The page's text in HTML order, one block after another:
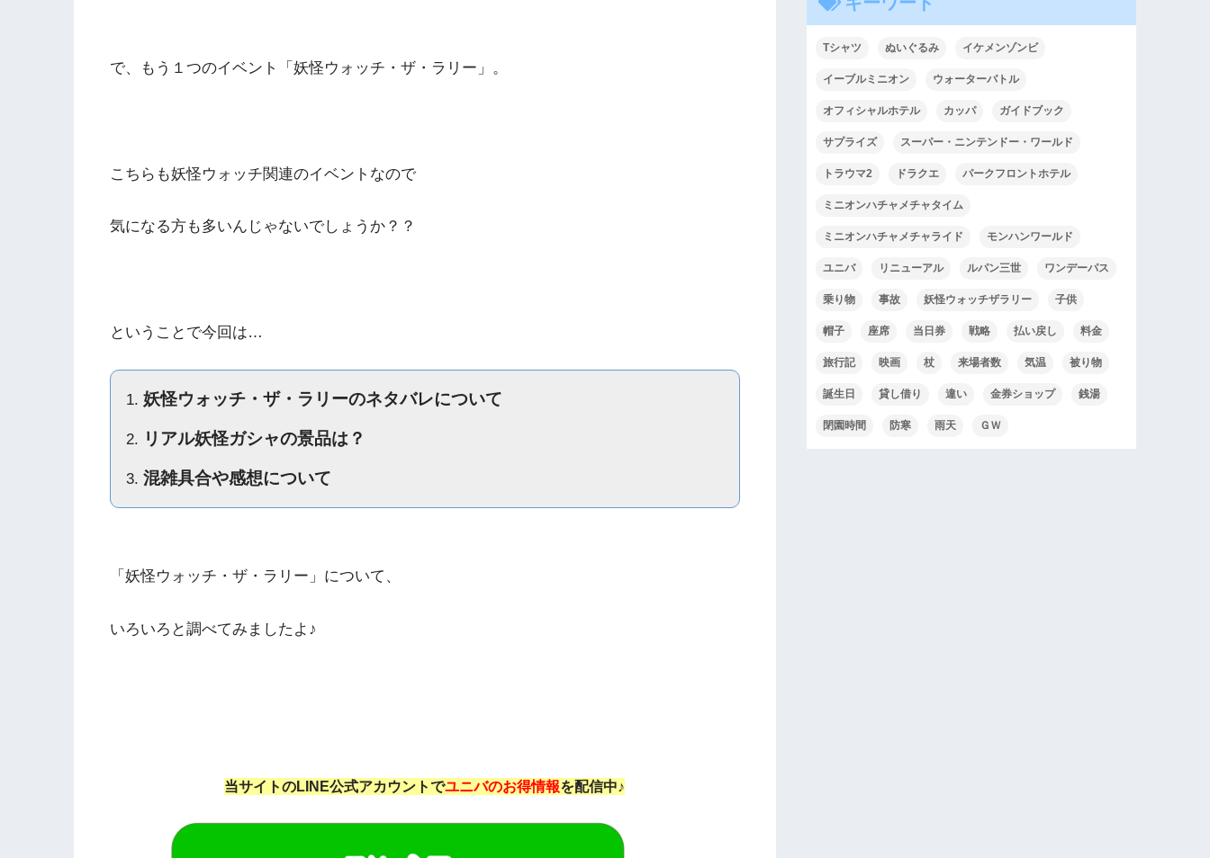
で、もう１つのイベント「妖怪ウォッチ・ザ・ラリー」。
こちらも妖怪ウォッチ関連のイベントなので
気になる方も多いんじゃないでしょうか？？
ということで今回は…
妖怪ウォッチ・ザ・ラリーのネタバレについて
リアル妖怪ガシャの景品は？
混雑具合や感想について
「妖怪ウォッチ・ザ・ラリー」について、
いろいろと調べてみましたよ♪
当サイトのLINE公式アカウントでユニバのお得情報を配信中♪
Tシャツ ぬいぐるみ イケメンゾンビ
イーブルミニオン ウォーターバトル
オフィシャルホテル カッパ ガイドブック
サプライズ スーパー・ニンテンドー・ワールド
トラウマ2 ドラクエ パークフロントホテル
ミニオンハチャメチャタイム
ミニオンハチャメチャライド モンハンワールド
ユニバ リニューアル ルパン三世 ワンデーパス
乗り物 事故 妖怪ウォッチザラリー 子供
帽子 座席 当日券 戦略 払い戻し 料金
旅行記 映画 杖 来場者数 気温 被り物
誕生日 貸し借り 違い 金券ショップ 銭湯
閉園時間 防寒 雨天 ＧＷ